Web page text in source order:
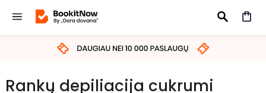
IEŠKOTI
Rankų depiliacija cukrumi